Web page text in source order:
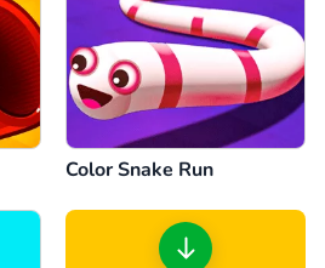
Color Snake Run